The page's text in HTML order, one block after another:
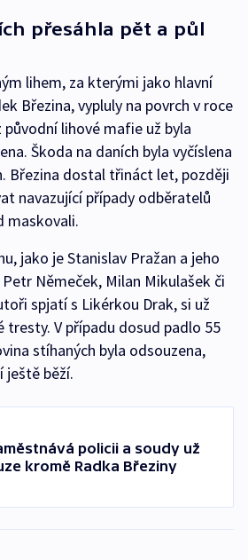
přesáhla pět a půl
lihem, za kterými jako hlavní
Březina, vypluly na povrch v roce
původní lihové mafie už byla
Škoda na daních byla vyčíslena
Březina dostal třináct let, později
navazující případy odběratelů
maskovali.
jako je Stanislav Pražan a jeho
Němeček, Milan Mikulašek či
spjatí s Likérkou Drak, si už
V případu dosud padlo 55
stíhaných byla odsouzena,
ještě běží.
policii a soudy už
kromě Radka Březiny